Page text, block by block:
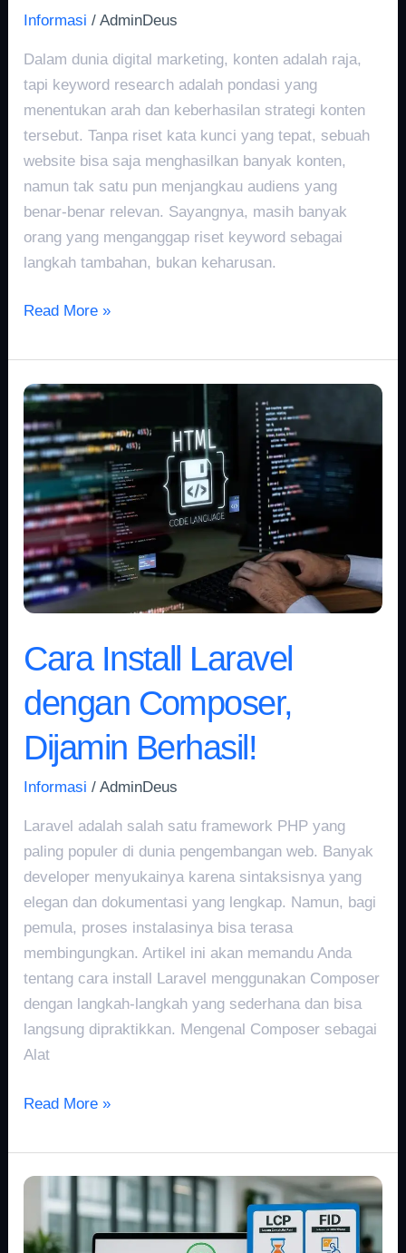
Informasi /AdminDeus
Dalam dunia digital marketing, konten adalah raja,
tapi keyword research adalah pondasi yang
menentukan arah dan keberhasilan strategi konten
tersebut. Tanpa riset kata kunci yang tepat, sebuah
website bisa saja menghasilkan banyak konten,
namun tak satu pun menjangkau audiens yang
benar-benar relevan. Sayangnya, masih banyak
orang yang menganggap riset keyword sebagai
langkah tambahan, bukan keharusan.
Read More »
Cara Install Laravel
dengan Composer,
Dijamin Berhasil!
Informasi /AdminDeus
Laravel adalah salah satu framework PHP yang
paling populer di dunia pengembangan web. Banyak
developer menyukainya karena sintaksisnya yang
elegan dan dokumentasi yang lengkap. Namun, bagi
pemula, proses instalasinya bisa terasa
membingungkan. Artikel ini akan memandu Anda
tentang cara install Laravel menggunakan Composer
dengan langkah-langkah yang sederhana dan bisa
langsung dipraktikkan. Mengenal Composer sebagai
Alat
Cara
Install
Laravel
dengan
Composer,
Dijamin
Berhasil!
Read More »
LCP
Adalah
Bagian